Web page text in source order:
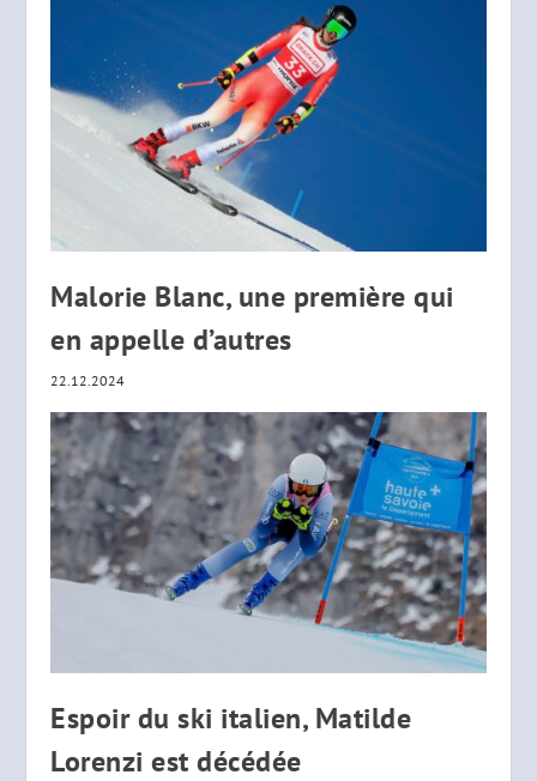
Malorie Blanc, une première qui
en appelle d’autres
22.12.2024
Espoir du ski italien, Matilde
Lorenzi est décédée